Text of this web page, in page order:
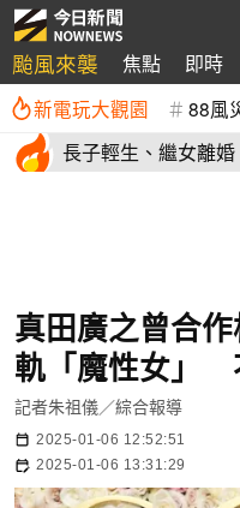
颱風來襲 焦點 即時
新電玩大觀園 88風
長子輕生、繼女離
真田廣之曾合
軌「魔性女」
記者朱祖儀／綜合報導
2025-01-06 12:52:51
2025-01-06 13:31:29